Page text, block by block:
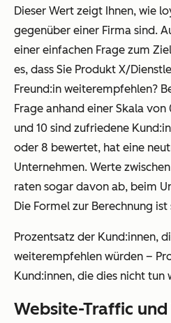
Dieser Wert zeigt Ihnen, wie
gegenüber einer Firma sind.
einer einfachen Frage zum
es, dass Sie Produkt X/
Freund:in weiterempfehlen?
Frage anhand einer Skala von
und 10 sind zufriedene
oder 8 bewertet, hat eine
Unternehmen. Werte
raten sogar davon ab, beim
Die Formel zur Berechnung
Prozentsatz der Kund:innen,
weiterempfehlen würden –
Kund:innen, die dies nicht tun
Website-Traffic